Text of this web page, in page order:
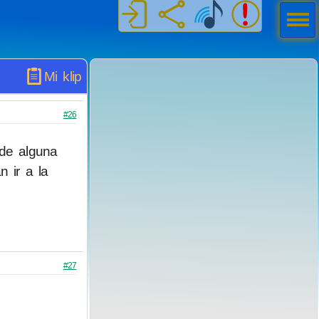
Mi klip
#26
alguna
ir a la
#27
Men
ú